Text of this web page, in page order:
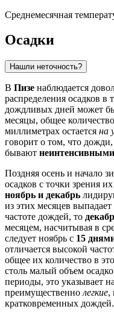
Среднемесячная
Осадки
Нашли неточность?
В Пизе наблюдается
распределения осадков в
дождливых дней может
месяцы, общее
миллиметрах остается на
говорит о том, что
бывают неинтенсивными
Поздняя осень и начало
осадков с точки зрения
ноябрь и декабрь
из этих месяцев выпадает
частоте дождей, то
месяцем, насчитывая в
следует ноябрь с 15
отличается высокой
общее их количество в
столь малый объем
периоды, это указывает
преимущественно легкие,
кратковременных дождей.